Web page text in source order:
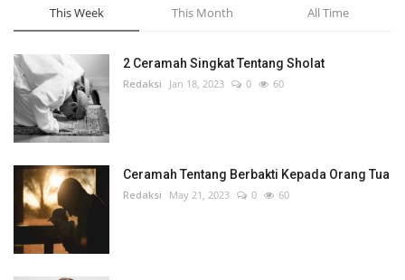
This Week This Month All Time
2 Ceramah Singkat Tentang Sholat
Redaksi Jan 18, 2023 0 60
Ceramah Tentang Berbakti Kepada Orang Tua
Redaksi May 21, 2023 0 60